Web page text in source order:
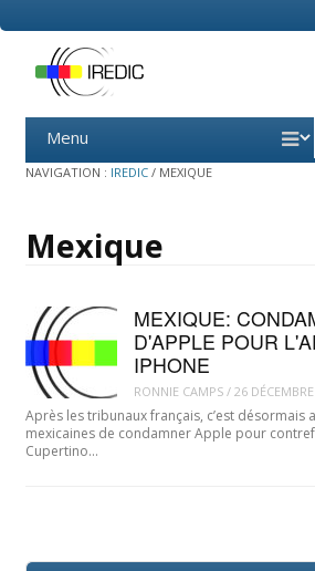
Menu
content
NAVIGATION : IREDIC / MEXIQUE
Mexique
MEXIQUE:
D'APPLE POUR
IPHONE
RONNIE CAMPS/ 26
Après les tribunaux français, c’est désormais
mexicaines de condamner Apple pour
Cupertino…